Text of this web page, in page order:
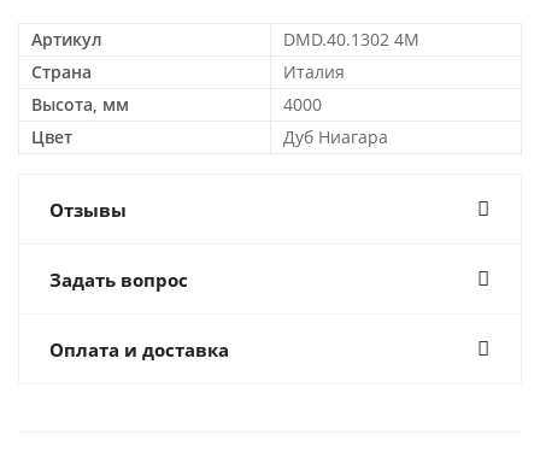
Артикул
DMD.40.1302 4M
Страна
Италия
Высота, мм
4000
Цвет
Дуб Ниагара
Отзывы
Задать вопрос
Оплата и доставка